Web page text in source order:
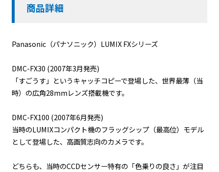
商品詳細
Panasonic（パナソニック）LUMIX FXシリーズ
DMC-FX30 (2007年3月発売)
「すごうす」というキャッチコピーで登場した、世界最薄（当
時）の広角28mmレンズ搭載機です。
DMC-FX100 (2007年6月発売)
当時のLUMIXコンパクト機のフラッグシップ（最高位）モデル
として登場した、高画質志向のカメラです。
どちらも、当時のCCDセンサー特有の「色乗りの良さ」が注目